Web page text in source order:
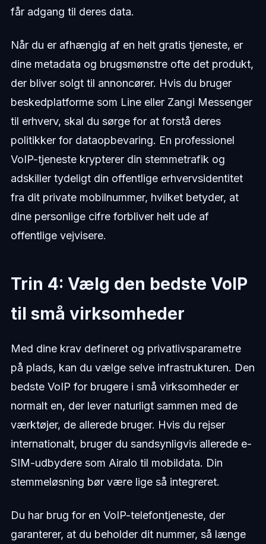
får adgang til deres data.
Når du er afhængig af en helt gratis tjeneste, er
dine metadata og brugsmønstre ofte det produkt,
der bliver solgt til annoncører. Hvis du bruger
beskedplatforme som Line eller Zangi Messenger
til erhverv, skal du sørge for at forstå deres
politikker for dataopbevaring. En professionel
VoIP-tjeneste krypterer din stemmetrafik og
adskiller tydeligt din offentlige erhvervsidentitet
fra dit private mobilnummer, hvilket betyder, at
dine personlige cifre forbliver helt ude af
offentlige vejvisere.
Trin 4: Vælg den bedste VoIP
til små virksomheder
Med dine krav defineret og privatlivsparametre
på plads, kan du vælge selve infrastrukturen. Den
bedste VoIP for brugere i små virksomheder er
normalt en, der lever naturligt sammen med de
værktøjer, de allerede bruger. Hvis du rejser
internationalt, bruger du sandsynligvis allerede e-
SIM-udbydere som Airalo til mobildata. Din
stemmeløsning bør være lige så integreret.
Du har brug for en VoIP-telefontjeneste, der
garanterer, at du beholder dit nummer, så længe